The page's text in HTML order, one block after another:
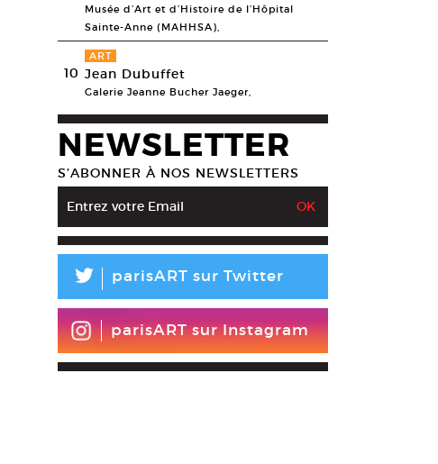
Musée d’Art et d’Histoire de l’Hôpital
Sainte-Anne (MAHHSA),
10
ART
Jean Dubuffet
Galerie Jeanne Bucher Jaeger,
NEWSLETTER
S’ABONNER À NOS NEWSLETTERS
L parisART sur Twitter
parisART sur Instagram